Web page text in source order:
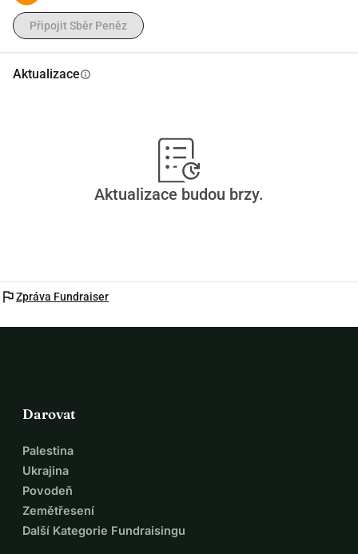
Připojit Sběr Peněz
Aktualizaceinfo
Aktualizace budou brzy.
flagZpráva Fundraiser
Darovat
Palestina
Ukrajina
Povodeň
Zemětřesení
Další Kategorie Fundraisingu